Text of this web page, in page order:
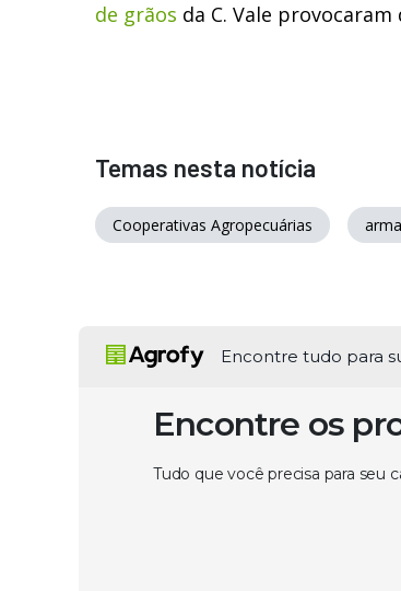
de grãos da C. Vale
Temas nesta notícia
Cooperativas Agropecuárias
Encontre tudo para
Encontre os
Tudo que você precisa para seu